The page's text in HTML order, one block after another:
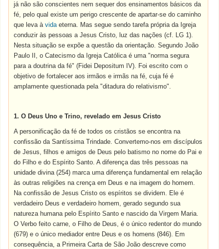
já não são conscientes nem sequer dos ensinamentos básicos da
fé, pelo qual existe um perigo crescente de apartar-se do caminho
que leva àvidaeterna. Mas segue sendo tarefa própria da Igreja
conduzir às pessoas a Jesus Cristo, luz das nações (cf. LG 1).
Nesta situação se expõe a questão da orientação. Segundo João
Paulo II, oCatecismo da Igreja Católica é uma "norma segura
para a doutrina da fé" (Fidei Depositum IV). Foi escrito com o
objetivo de fortalecer aos irmãos e irmãs na fé, cuja fé é
amplamente questionada pela "ditadura do relativismo".
1. O Deus Uno e Trino, revelado em Jesus Cristo
A personificação da fé de todos os cristãos se encontra na
confissão da Santíssima Trindade. Convertemo-nos em discípulos
de Jesus, filhos e amigos de Deus pelo batismo no nome do Pai e
do Filho e do Espírito Santo. A diferença das três pessoas na
unidade divina (254) marca uma diferença fundamental em relação
às outras religiões na crença em Deus e na imagem do homem.
Na confissão de Jesus Cristo os espíritos se dividem. Ele é
verdadeiro Deus e verdadeiro homem, gerado segundo sua
natureza humana pelo Espírito Santo e nascido daVirgem Maria.
O Verbo feito carne, o Filho de Deus, é o único redentor do mundo
(679) e o único mediador entre Deus e os homens (846). Em
consequência, a Primeira Carta de São João descreve como